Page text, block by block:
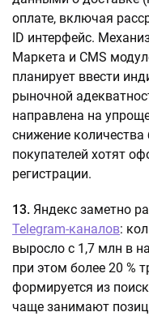
оплате, включая
ID интерфейс.
Маркета и CMS
планирует ввести
рыночной
направлена на
снижение
покупателей хотят
регистрации.
13. Яндекс заметно
Telegram-каналов:
выросло с 1,7 млн в
при этом более 20 %
формируется из
чаще занимают